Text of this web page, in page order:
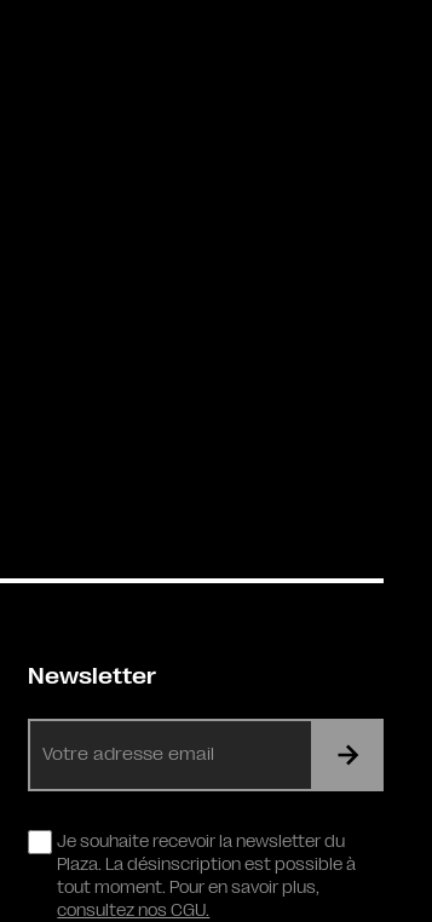
Newsletter
mail
RGPDJe souhaite recevoir la newsletter du
Plaza. La désinscription est possible à
tout moment. Pour en savoir plus,
consultez nos CGU.